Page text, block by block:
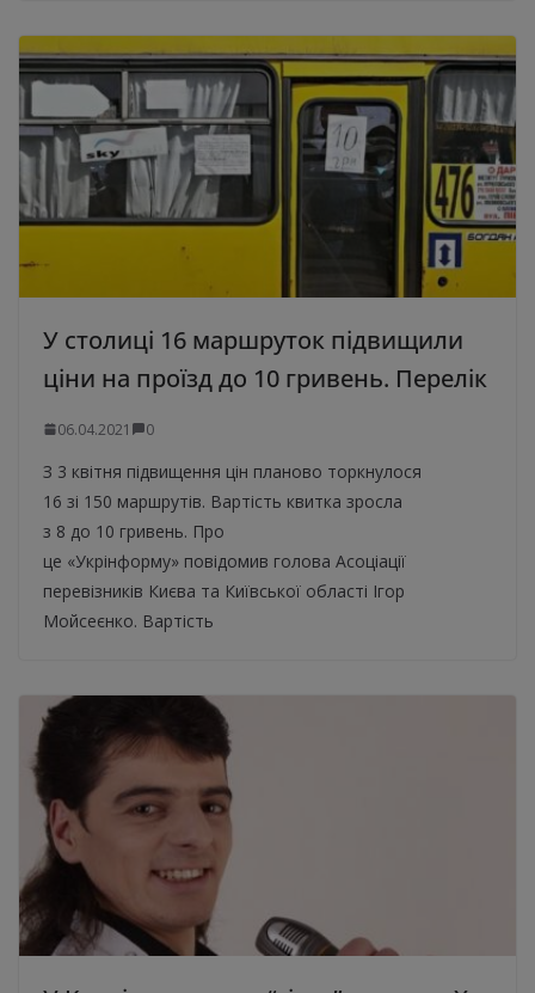
У столиці 16 маршруток підвищили
ціни на проїзд до 10 гривень. Перелік
06.04.2021 0
З 3 квітня підвищення цін планово торкнулося
16 зі 150 маршрутів. Вартість квитка зросла
з 8 до 10 гривень. Про
це «Укрінформу» повідомив голова Асоціації
перевізників Києва та Київської області Ігор
Мойсеєнко. Вартість